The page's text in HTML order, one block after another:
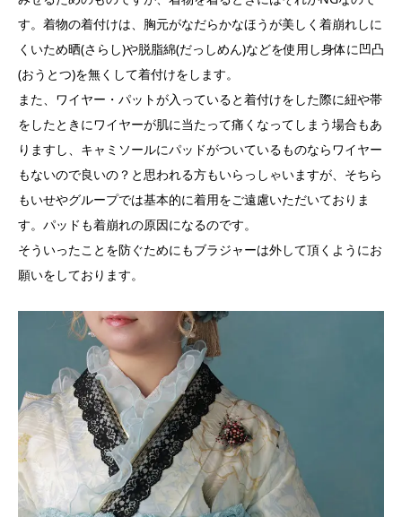
す。着物の着付けは、胸元がなだらかなほうが美しく着崩れしに
くいため晒(さらし)や脱脂綿(だっしめん)などを使用し身体に凹凸
(おうとつ)を無くして着付けをします。
また、ワイヤー・パットが入っていると着付けをした際に紐や帯
をしたときにワイヤーが肌に当たって痛くなってしまう場合もあ
りますし、キャミソールにパッドがついているものならワイヤー
もないので良いの？と思われる方もいらっしゃいますが、そちら
もいせやグループでは基本的に着用をご遠慮いただいておりま
す。パッドも着崩れの原因になるのです。
そういったことを防ぐためにもブラジャーは外して頂くようにお
願いをしております。